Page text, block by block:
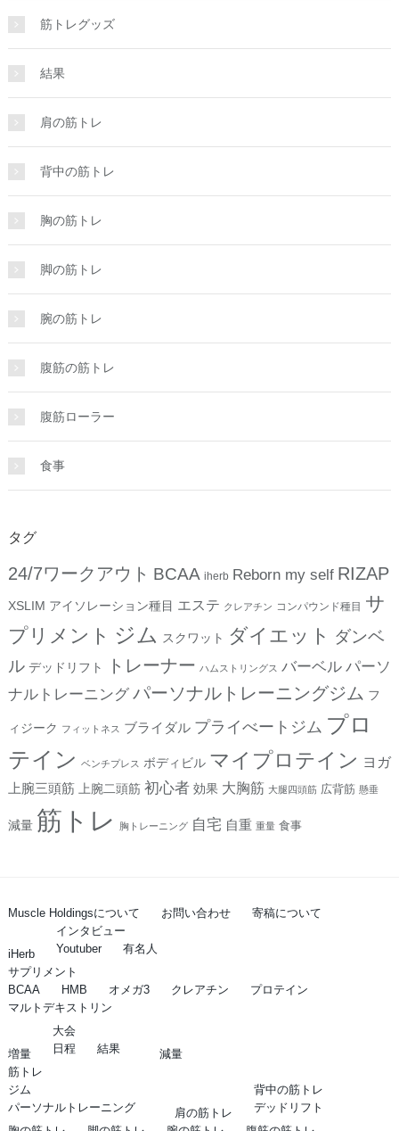
筋トレグッズ
結果
肩の筋トレ
背中の筋トレ
胸の筋トレ
脚の筋トレ
腕の筋トレ
腹筋の筋トレ
腹筋ローラー
食事
タグ
24/7ワークアウト BCAA iherb Reborn my self RIZAP
XSLIM アイソレーション種目 エステ クレアチン コンパウンド種目 サ
プリメント ジム スクワット ダイエット ダンベ
ル デッドリフト トレーナー ハムストリングス バーベル パーソ
ナルトレーニング パーソナルトレーニングジム フ
ィジーク フィットネス ブライダル プライべートジム プロ
テイン ベンチプレス ボディビル マイプロテイン ヨガ
上腕三頭筋
上腕二頭筋 初心者 効果 大胸筋 大腿四頭筋 広背筋 懸垂
減量 筋トレ 胸トレーニング 自宅 自重 重量 食事
Muscle Holdingsについて お問い合わせ 寄稿について
iHerb
インタビュー
Youtuber
有名人
サプリメント
BCAA
HMB オメガ3 クレアチン
プロテイン
マルトデキストリン
増量
大会
日程
結果
減量
筋トレ
ジム
パーソナルトレーニング
肩の筋トレ
背中の筋トレ
デッドリフト